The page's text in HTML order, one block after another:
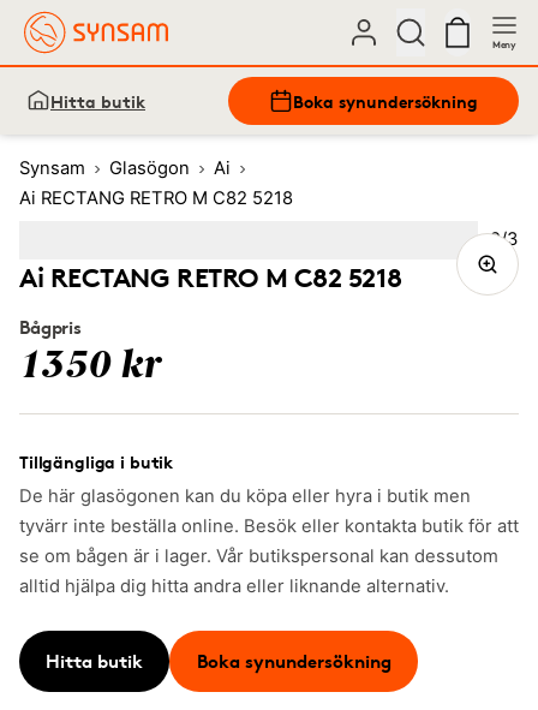
Meny
Hitta butik Boka synundersökning
Synsam Glasögon
Ai
Ai RECTANG RETRO M C82 5218
Ai RECTANG RETRO M C82 5218
Bågpris
1350 kr
Tillgängliga i butik
De här glasögonen kan du köpa eller hyra i butik men
tyvärr inte beställa online. Besök eller kontakta butik för att
se om bågen är i lager. Vår butikspersonal kan dessutom
alltid hjälpa dig hitta andra eller liknande alternativ.
Hitta butik Boka synundersökning
Bild
2/3
3